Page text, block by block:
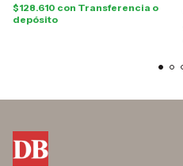
$128.610 con Transferencia o
depósito